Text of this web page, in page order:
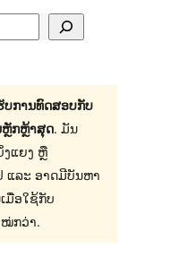
ບການທົດສອບກັບ
ຫຼັກຫຼ້າສຸດ. ມັນ
ງແຍງ ຫຼື
ລະ ອາດມີບັນຫາ
ມື່ອໃຊ້ກັບ
ໝ່ກວ່າ.